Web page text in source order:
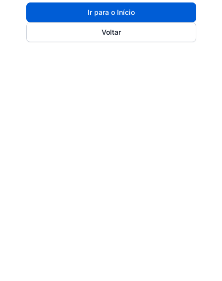
Ir para o Início
Voltar